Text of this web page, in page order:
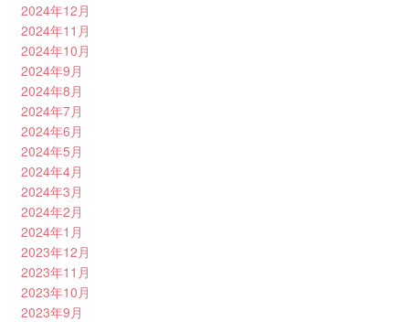
2024年12月
2024年11月
2024年10月
2024年9月
2024年8月
2024年7月
2024年6月
2024年5月
2024年4月
2024年3月
2024年2月
2024年1月
2023年12月
2023年11月
2023年10月
2023年9月